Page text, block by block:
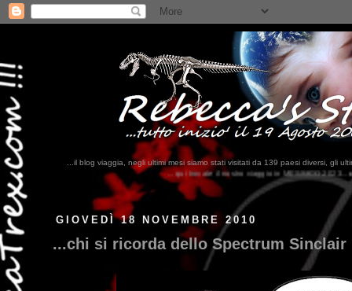
...il blog viaggia, negli ultimi mesi siamo stati visitati da 139 paesi diversi, gli
...qui trovate il nostro viaggio in MESSICO 2023...clikka qui !!!
GIOVEDÌ 18 NOVEMBRE 2010
...chi si ricorda dello Spectrum Sinclair